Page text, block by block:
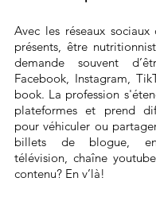
Avec les réseaux
présents, être
demande souvent
Facebook, Instagram,
book. La profession
plateformes et prend
pour véhiculer ou
billets de blogue,
télévision, chaîne
contenu? En v’là!